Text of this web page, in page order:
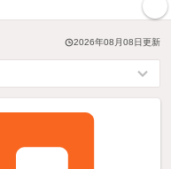
2026年08月08日更新